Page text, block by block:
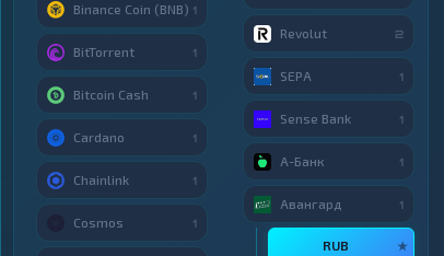
Binance Coin (BNB) 1
BitTorrent 1
Bitcoin Cash 1
Cardano 1
Chainlink 1
Cosmos 1
Revolut 2
SEPA 1
Sense Bank 1
А-Банк 1
Авангард 1
RUB ★